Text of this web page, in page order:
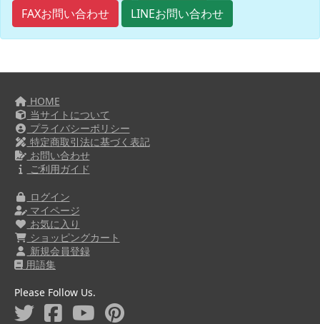
FAXお問い合わせ
LINEお問い合わせ
HOME
当サイトについて
プライバシーポリシー
特定商取引法に基づく表記
お問い合わせ
ご利用ガイド
ログイン
マイページ
お気に入り
ショッピングカート
新規会員登録
用語集
Please Follow Us.